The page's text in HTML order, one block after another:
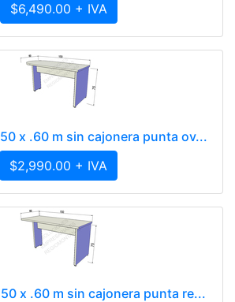
$6,490.00 + IVA
x .60 m sin cajonera punta ov...
$2,990.00 + IVA
x .60 m sin cajonera punta re...